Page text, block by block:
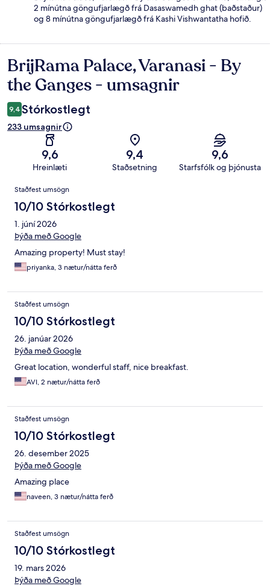
2 mínútna göngufjarlægð frá Dasaswamedh ghat (baðstaður)
og 8 mínútna göngufjarlægð frá Kashi Vishwantatha hofið.
Umsagnir
BrijRama Palace, Varanasi - By
the Ganges - umsagnir
9,4 Stórkostlegt
233 umsagnir
9,6
Hreinlæti
9,4
Staðsetning
9,6
Starfsfólk og þjónusta
Umsagnir
Staðfest umsögn
10/10 Stórkostlegt
1. júní 2026
Þýða með Google
Amazing property! Must stay!
priyanka, 3 nætur/nátta ferð
Staðfest umsögn
10/10 Stórkostlegt
26. janúar 2026
Þýða með Google
Great location, wonderful staff, nice breakfast.
AVI, 2 nætur/nátta ferð
Staðfest umsögn
10/10 Stórkostlegt
26. desember 2025
Þýða með Google
Amazing place
naveen, 3 nætur/nátta ferð
Staðfest umsögn
10/10 Stórkostlegt
19. mars 2026
Þýða með Google